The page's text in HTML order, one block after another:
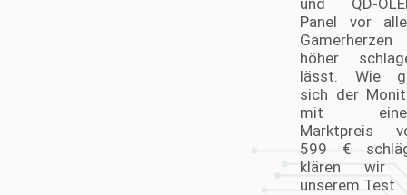
und QD-
Panel vor
Gamerherzen
höher
lässt. Wie
sich der
mit
Marktpreis
599 €
klären wir
unserem Test.